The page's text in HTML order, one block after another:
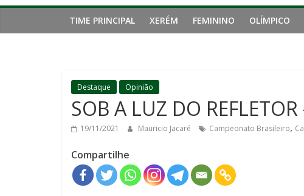
TIME PRINCIPAL XERÉM FEMININO OLÍMPICO
Destaque Opinião
SOB A LUZ DO
19/11/2021 Mauricio Jacaré Campeonato Brasileiro,
Compartilhe